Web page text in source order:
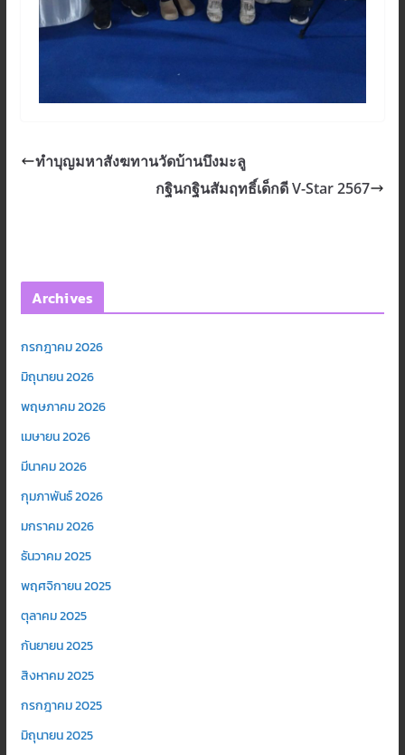
ทำบุญมหาสังฆทานวัดบ้านบึงมะลู
กฐินกฐินสัมฤทธิ์เด็กดี V-Star 2567
Archives
กรกฎาคม 2026
มิถุนายน 2026
พฤษภาคม 2026
เมษายน 2026
มีนาคม 2026
กุมภาพันธ์ 2026
มกราคม 2026
ธันวาคม 2025
พฤศจิกายน 2025
ตุลาคม 2025
กันยายน 2025
สิงหาคม 2025
กรกฎาคม 2025
มิถุนายน 2025